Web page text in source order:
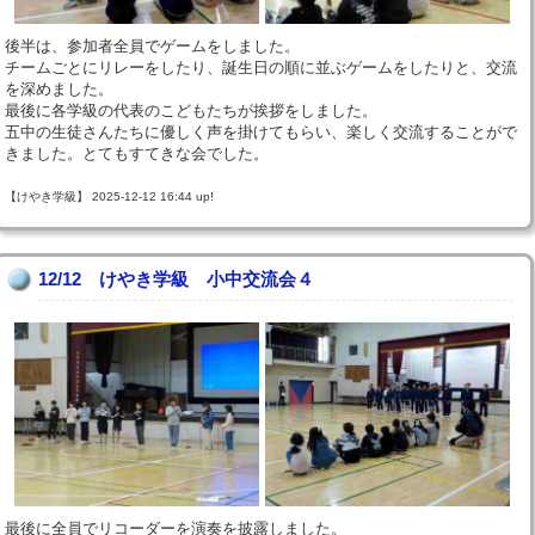
後半は、参加者全員でゲームをしました。
チームごとにリレーをしたり、誕生日の順に並ぶゲームをしたりと、交流
を深めました。
最後に各学級の代表のこどもたちが挨拶をしました。
五中の生徒さんたちに優しく声を掛けてもらい、楽しく交流することがで
きました。とてもすてきな会でした。
【けやき学級】 2025-12-12 16:44 up!
12/12 けやき学級 小中交流会４
最後に全員でリコーダーを演奏を披露しました。